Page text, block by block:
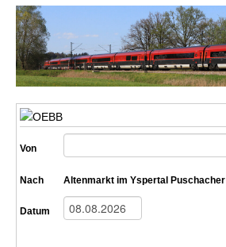
Von
Nach Altenmarkt im Yspertal Puschacher
Datum